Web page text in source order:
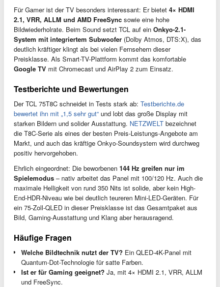
Für Gamer ist der TV besonders interessant: Er bietet 4× HDMI
2.1, VRR, ALLM und AMD FreeSync sowie eine hohe
Bildwiederholrate. Beim Sound setzt TCL auf ein Onkyo-2.1-
System mit integriertem Subwoofer (Dolby Atmos, DTS:X), das
deutlich kräftiger klingt als bei vielen Fernsehern dieser
Preisklasse. Als Smart-TV-Plattform kommt das komfortable
Google TV mit Chromecast und AirPlay 2 zum Einsatz.
Testberichte und Bewertungen
Der TCL 75T8C schneidet in Tests stark ab: Testberichte.de
bewertet ihn mit „1,5 sehr gut“ und lobt das große Display mit
starken Bildern und solider Ausstattung. NETZWELT bezeichnet
die T8C-Serie als eines der besten Preis-Leistungs-Angebote am
Markt, und auch das kräftige Onkyo-Soundsystem wird durchweg
positiv hervorgehoben.
Ehrlich eingeordnet: Die beworbenen 144 Hz greifen nur im
Spielemodus – nativ arbeitet das Panel mit 100/120 Hz. Auch die
maximale Helligkeit von rund 350 Nits ist solide, aber kein High-
End-HDR-Niveau wie bei deutlich teureren Mini-LED-Geräten. Für
ein 75-Zoll-QLED in dieser Preisklasse ist das Gesamtpaket aus
Bild, Gaming-Ausstattung und Klang aber herausragend.
Häufige Fragen
Welche Bildtechnik nutzt der TV? Ein QLED-4K-Panel mit
Quantum-Dot-Technologie für satte Farben.
Ist er für Gaming geeignet? Ja, mit 4× HDMI 2.1, VRR, ALLM
und FreeSync.